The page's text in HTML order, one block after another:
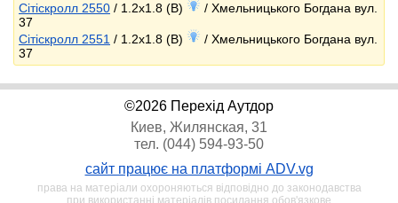
Сітіскролл 2550 / 1.2x1.8 (B)
/ Хмельницького Богдана вул.
37
Сітіскролл 2551 / 1.2x1.8 (B)
/ Хмельницького Богдана вул.
37
©2026 Перехід Аутдор
Киев, Жилянская, 31
тел. (044) 594-93-50
сайт працює на платформі ADV.vg
права на матеріали охороняються відповідно до законодавства
при використанні матеріалів посилання обов'язкове